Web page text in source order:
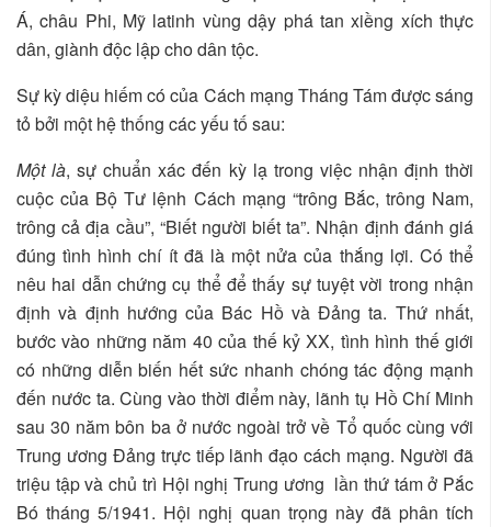
Á, châu Phi, Mỹ latinh vùng dậy phá tan xiềng xích thực
dân, giành độc lập cho dân tộc.
Sự kỳ diệu hiếm có của Cách mạng Tháng Tám được sáng
tỏ bởi một hệ thống các yếu tố sau:
Một là, sự chuẩn xác đến kỳ lạ trong việc nhận định thời
cuộc của Bộ Tư lệnh Cách mạng “trông Bắc, trông Nam,
trông cả địa cầu”, “Biết người biết ta”. Nhận định đánh giá
đúng tình hình chí ít đã là một nửa của thắng lợi. Có thể
nêu hai dẫn chứng cụ thể để thấy sự tuyệt vời trong nhận
định và định hướng của Bác Hồ và Đảng ta. Thứ nhất,
bước vào những năm 40 của thế kỷ XX, tình hình thế giới
có những diễn biến hết sức nhanh chóng tác động mạnh
đến nước ta. Cùng vào thời điểm này, lãnh tụ Hồ Chí Minh
sau 30 năm bôn ba ở nước ngoài trở về Tổ quốc cùng với
Trung ương Đảng trực tiếp lãnh đạo cách mạng. Người đã
triệu tập và chủ trì Hội nghị Trung ương lần thứ tám ở Pắc
Bó tháng 5/1941. Hội nghị quan trọng này đã phân tích